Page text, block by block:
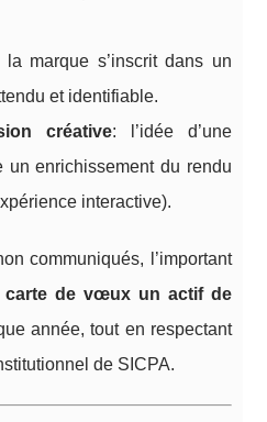
la marque s’inscrit dans un
et identifiable.
créative: l’idée d’une
un enrichissement du rendu
interactive).
communiqués, l’important
carte de vœux un actif de
année, tout en respectant
de SICPA.